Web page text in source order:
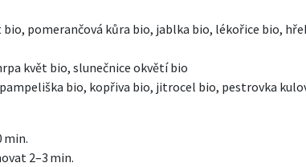
pomerančová kůra bio, jablka bio, lékořice bio,
květ bio, slunečnice okvětí bio
bio, kopřiva bio, jitrocel bio, pestrovka
min.
2–3 min.